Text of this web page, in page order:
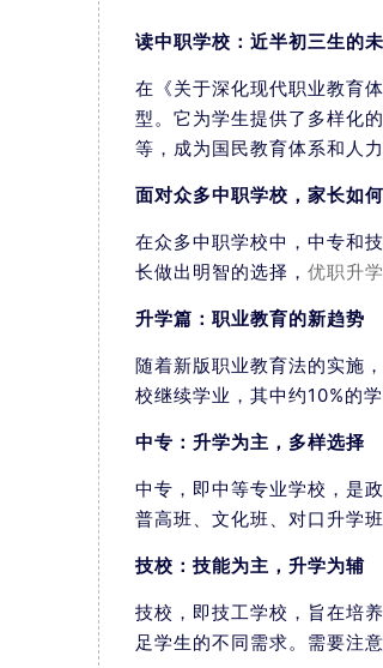
读中职学校：近半初三生的
在《关于深化现代职业教育
型。它为学生提供了多样化
等，成为国民教育体系和人
面对众多中职学校，家长如
在众多中职学校中，中专和
长做出明智的选择， 优职升
升学篇：职业教育的新趋势
随着新版职业教育法的实施
校继续学业，其中约10%的
中专：升学为主，多样选择
中专，即中等专业学校，是
普高班、文化班、对口升学
技校：技能为主，升学为辅
技校，即技工学校，旨在培
足学生的不同需求。需要注